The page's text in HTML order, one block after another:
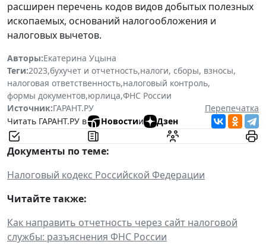
расширен перечень кодов видов добытых полезных
ископаемых, оснований налогообложения и
налоговых вычетов.
Авторы:Екатерина Уцына
Теги:2023,бухучет и отчетность,налоги, сборы, взносы,
налоговая ответственность,налоговый контроль,
формы документов,юрлица,ФНС России
Источник:ГАРАНТ.РУ
Перепечатка
Читать ГАРАНТ.РУ в
Новостии Дзен
Документы по теме:
Налоговый кодекс Российской Федерации
Читайте также:
Как направить отчетность через сайт налоговой
службы: разъяснения ФНС России